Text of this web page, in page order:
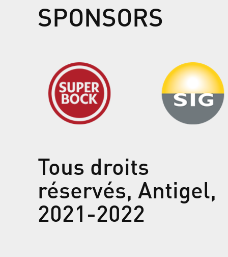
SPONSORS
Tous droits
réservés, Antigel,
2021-2022